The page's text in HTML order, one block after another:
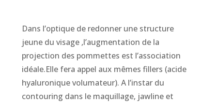
Dans l’optique de redonner une structure
jeune du visage ,l’augmentation de la
projection des pommettes est l’association
idéale.Elle fera appel aux mêmes fillers (acide
hyaluronique volumateur). A l’instar du
contouring dans le maquillage, jawline et